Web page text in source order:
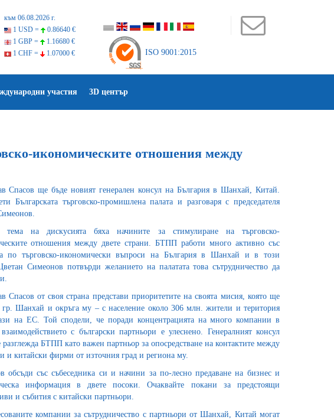
към 06.08.2026 г.
1 USD =
0.86640 €
1 GBP =
1.16680 €
1 CHF =
1.07000 € ISO 9001:2015
участия 3D център
икономическите отношения между
Спасов ще бъде новият генерален консул на България в Шанхай, Китай.
Българската търговско-промишлена палата и разговаря с председателя
тема на дискусията бяха начините за стимулиране на търговско-
отношения между двете страни. БТПП работи много активно със
по търговско-икономически въпроси на България в Шанхай и в този
Симеонов потвърди желанието на палатата това сътрудничество да
Спасов от своя страна представи приоритетите на своята мисия, която ще
гр. Шанхай и окръга му – с население около 306 млн. жители и територия
на ЕС. Той сподели, че поради концентрацията на много компании в
с български партньори е улеснено. Генералният консул
разглежда БТПП като важен партньор за опосредстване на контактите между
и китайски фирми от източния град и региона му.
обсъди със събеседника си и начини за по-лесно предаване на бизнес и
информация в двете посоки. Очаквайте покани за предстоящи
и събития с китайски партньори.
компании за сътрудничество с партньори от Шанхай, Китай могат